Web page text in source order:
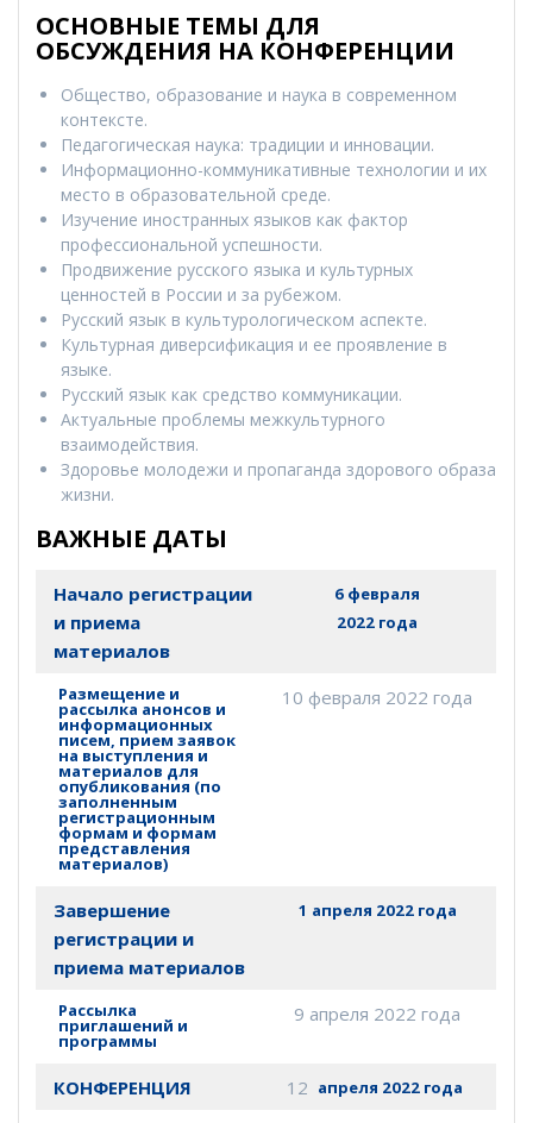
ОСНОВНЫЕ ТЕМЫ ДЛЯ
ОБСУЖДЕНИЯ НА КОНФЕРЕНЦИИ
Общество, образование и наука в современном
контексте.
Педагогическая наука: традиции и инновации.
Информационно-коммуникативные технологии и их
место в образовательной среде.
Изучение иностранных языков как фактор
профессиональной успешности.
Продвижение русского языка и культурных
ценностей в России и за рубежом.
Русский язык в культурологическом аспекте.
Культурная диверсификация и ее проявление в
языке.
Русский язык как средство коммуникации.
Актуальные проблемы межкультурного
взаимодействия.
Здоровье молодежи и пропаганда здорового образа
жизни.
ВАЖНЫЕ ДАТЫ
Начало регистрации
и приема
материалов
6 февраля
2022 года
Размещение и
рассылка анонсов и
информационных
писем, прием заявок
на выступления и
материалов для
опубликования (по
заполненным
регистрационным
формам и формам
представления
материалов)
10 февраля 2022 года
Завершение
регистрации и
приема материалов
1 апреля 2022 года
Рассылка
приглашений и
программы
9 апреля 2022 года
КОНФЕРЕНЦИЯ 12 апреля 2022 года